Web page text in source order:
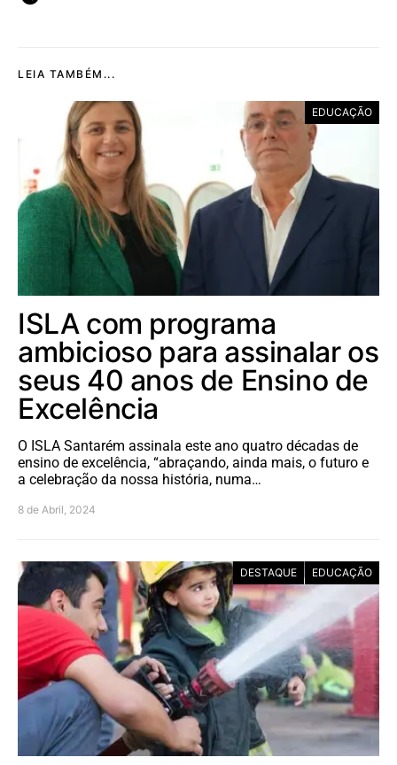
LEIA TAMBÉM...
EDUCAÇÃO
ISLA com programa
ambicioso para assinalar os
seus 40 anos de Ensino de
Excelência
O ISLA Santarém assinala este ano quatro décadas de
ensino de excelência, “abraçando, ainda mais, o futuro e
a celebração da nossa história, numa…
8 de Abril, 2024
DESTAQUE EDUCAÇÃO